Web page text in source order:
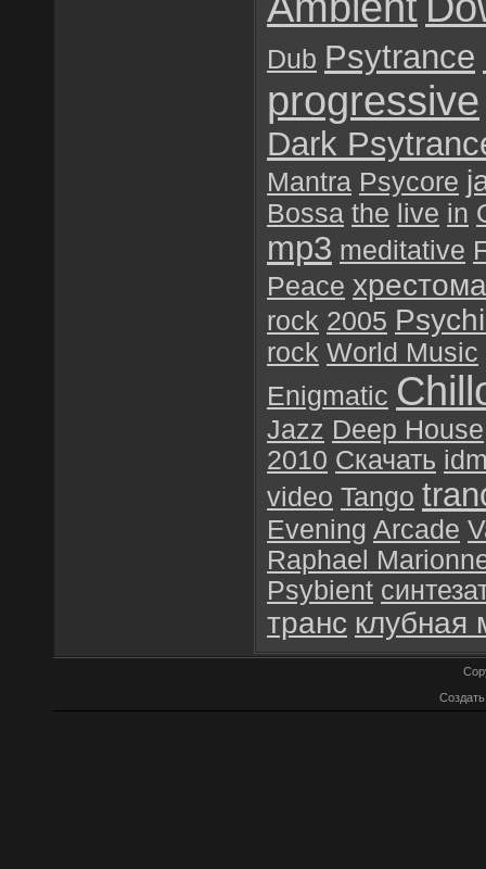
Dub Psytrance
progressive
Dark
Mantra Psycore
Bossa the live in
mp3 meditative
Peace
rock 2005
rock World Music
Enigmatic
Jazz Deep House
2010 Скачать
video Tango
Evening Arcade
Raphael
Psybient
транс клубная